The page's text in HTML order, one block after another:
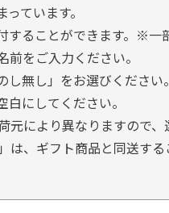
ています。
することができます。※一
前をご入力ください。
無し」をお選びください。
にしてください。
元により異なりますので、
は、ギフト商品と同送す